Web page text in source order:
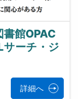
書館OPAC
サーチ・ジ
詳細へ